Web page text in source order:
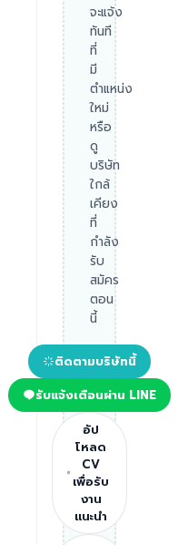
จะแจ้ง
ทันที
ที่
มี
ตำแหน่ง
ใหม่
หรือ
ดู
บริษัท
ใกล้
เคียง
ที่
กำลัง
รับ
สมัคร
ตอน
นี้
ติดตามบริษัทนี้
รับแจ้งเตือนผ่าน LINE
อัป
โหลด
CV
เพื่อรับ
งาน
แนะนำ